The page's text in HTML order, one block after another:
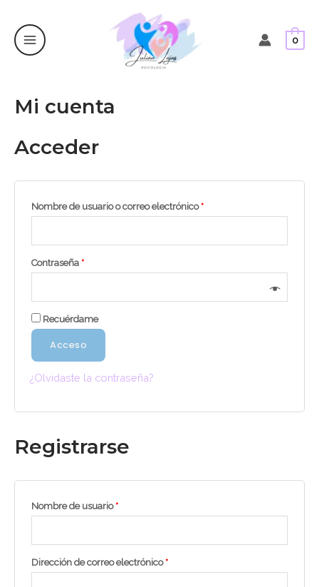
contenido
Menu
0
Mi cuenta
Acceder
Nombre de usuario o correo electrónico*
Contraseña *
Recuérdame
Acceso
¿Olvidaste la contraseña?
Registrarse
Nombre de usuario*
Dirección de correo electrónico*